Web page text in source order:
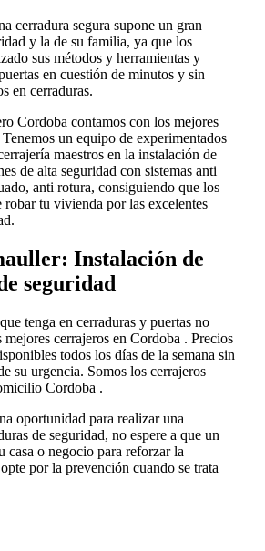
cerradura segura supone un gran
y la de su familia, ya que los
sus métodos y herramientas y
en cuestión de minutos y sin
en cerraduras.
Cordoba contamos con los mejores
un equipo de experimentados
maestros en la instalación de
de alta seguridad con sistemas anti
anti rotura, consiguiendo que los
robar tu vivienda por las excelentes
Instalación de
seguridad
tenga en cerraduras y puertas no
cerrajeros en Cordoba . Precios
todos los días de la semana sin
su urgencia. Somos los cerrajeros
Cordoba .
oportunidad para realizar una
de seguridad, no espere a que un
casa o negocio para reforzar la
por la prevención cuando se trata